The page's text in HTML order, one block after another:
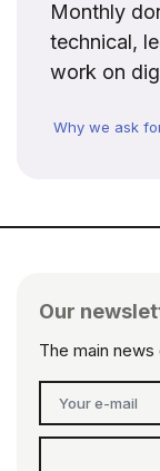
Monthly
technical,
work on
Why we ask
Our
The main